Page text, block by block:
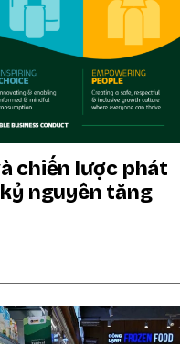
chiến lược phát
nguyên tăng